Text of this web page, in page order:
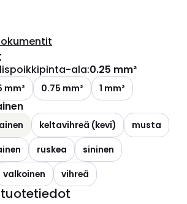
ala:0.25 mm²
mm² 0.75 mm² 1 mm²
keltavihreä (kevi)
musta
ruskea
sininen
valkoinen vihreä